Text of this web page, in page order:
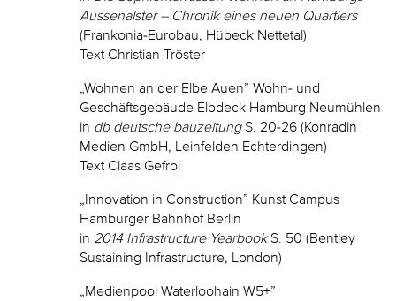
Aussenalster – Chronik eines neuen Quartiers
(Frankonia-Eurobau, Hübeck Nettetal)
Text Christian Tröster
„Wohnen an der Elbe Auen” Wohn- und
Geschäftsgebäude Elbdeck Hamburg Neumühlen
in db deutsche bauzeitungS. 20-26 (Konradin
Medien GmbH, Leinfelden Echterdingen)
Text Claas Gefroi
„Innovation in Construction” Kunst Campus
Hamburger Bahnhof Berlin
in 2014 Infrastructure YearbookS. 50 (Bentley
Sustaining Infrastructure, London)
„Medienpool Waterloohain W5+”